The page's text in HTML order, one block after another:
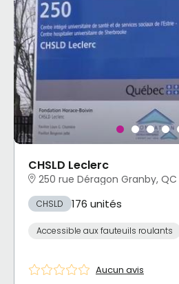
CHSLD Leclerc
250 rue Déragon Granby, QC
CHSLD 176 unités
Accessible aux fauteuils roulants
Aucun avis